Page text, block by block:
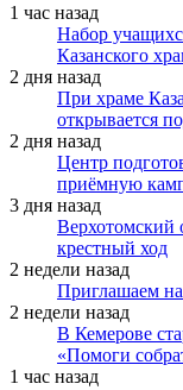
1 час назад
Набор
Казанского
2 дня назад
При храме
открывается
2 дня назад
Центр
приёмную
3 дня назад
Верхотомский
крестный ход
2 недели назад
Приглашаем
2 недели назад
В Кемерове
«Помоги
1 час назад